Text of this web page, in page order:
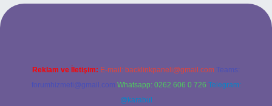
giriş
Reklam ve İletişim: E-mail: backlinkpaneli@gmail.com Teams:
forumhizmeti@gmail.com Whatsapp: 0262 606 0 726 Telegram:
@karabul